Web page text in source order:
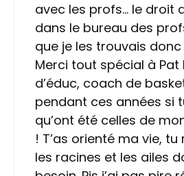
avec les profs… le droit
dans le bureau des
que je les trouvais
Merci tout spécial à Pat
d’éduc, coach de
pendant ces années si
qu’ont été celles de
! T’as orienté ma vie, tu
les racines et les ailes